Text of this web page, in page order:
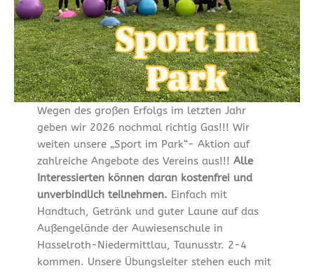
Wegen des großen Erfolgs im letzten Jahr
geben wir 2026 nochmal richtig Gas!!! Wir
weiten unsere „Sport im Park“- Aktion auf
zahlreiche Angebote des Vereins aus!!! Alle
Interessierten können daran kostenfrei und
unverbindlich teilnehmen. Einfach mit
Handtuch, Getränk und guter Laune auf das
Außengelände der Auwiesenschule in
Hasselroth-Niedermittlau, Taunusstr. 2-4
kommen. Unsere Übungsleiter stehen euch mit